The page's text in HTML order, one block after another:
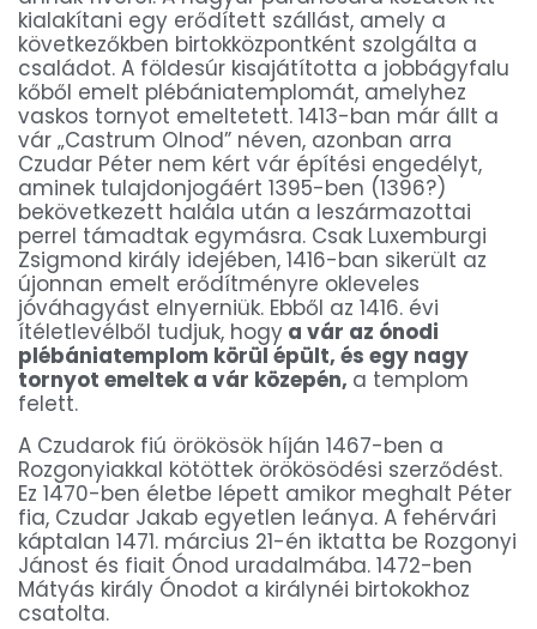
kialakítani egy erődített szállást, amely a
következőkben birtokközpontként szolgálta a
családot. A földesúr kisajátította a jobbágyfalu
kőből emelt plébániatemplomát, amelyhez
vaskos tornyot emeltetett. 1413-ban már állt a
vár „Castrum Olnod” néven, azonban arra
Czudar Péter nem kért vár építési engedélyt,
aminek tulajdonjogáért 1395-ben (1396?)
bekövetkezett halála után a leszármazottai
perrel támadtak egymásra. Csak Luxemburgi
Zsigmond király idejében, 1416-ban sikerült az
újonnan emelt erődítményre okleveles
jóváhagyást elnyerniük. Ebből az 1416. évi
ítéletlevélből tudjuk, hogy a vár az ónodi
plébániatemplom körül épült, és egy nagy
tornyot emeltek a vár közepén, a templom
felett.
A Czudarok fiú örökösök híján 1467-ben a
Rozgonyiakkal kötöttek örökösödési szerződést.
Ez 1470-ben életbe lépett amikor meghalt Péter
fia, Czudar Jakab egyetlen leánya. A fehérvári
káptalan 1471. március 21-én iktatta be Rozgonyi
Jánost és fiait Ónod uradalmába. 1472-ben
Mátyás király Ónodot a királynéi birtokokhoz
csatolta.